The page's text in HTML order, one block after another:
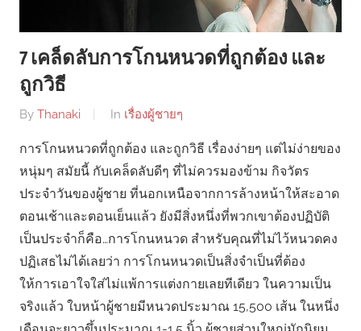
7 เคล็ดลับการโกนหนวดที่ถูกต้อง และ
ถูกวิธี
By Thanaki In เรื่องผู้ชายๆ
การโกนหนวดที่ถูกต้อง และถูกวิธี เรื่องง่ายๆ แต่ไม่ง่ายของ
หนุ่มๆ สมัยนี้ กับเคล็ดลับดีๆ ที่ไม่ควรมองข้าม กิจวัตร
ประจำวันของผู้ชาย ที่นอกเหนือจากการล้างหน้าให้สะอาด
ตอนเช้าและตอนเย็นแล้ว ยังมีสิ่งหนึ่งที่พวกเขาต้องปฏิบัติ
เป็นประจำก็คือ…การโกนหนวด สำหรับคุณที่ไม่ไว้หนวดคง
ปฏิเสธไม่ได้เลยว่า การโกนหนวดเป็นสิ่งจำเป็นที่ต้อง
ให้การเอาใจใส่ไม่แพ้การแต่งกายเลยทีเดียว ในความเป็น
จริงแล้ว ใบหน้าผู้ชายมีหนวดประมาณ 15,500 เส้น ในหนึ่ง